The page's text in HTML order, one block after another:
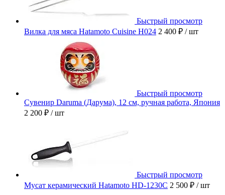
Быстрый просмотр
Вилка для мяса Hatamoto Cuisine H024 2 400 ₽ / шт
Быстрый просмотр
Сувенир Daruma (Дарума), 12 см, ручная работа, Япония
2 200 ₽ / шт
Быстрый просмотр
Мусат керамический Hatamoto HD-1230C 2 500 ₽ / шт